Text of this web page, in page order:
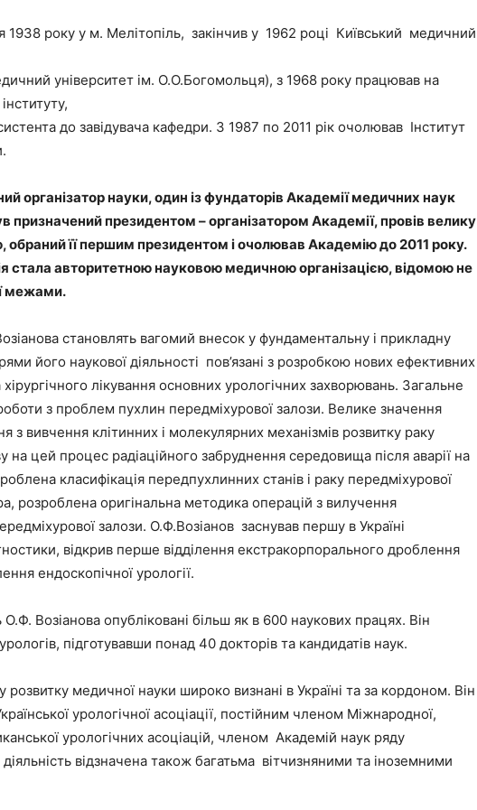
1938 року у м. Мелітопіль, закінчив у 1962 році Київський медичний
університет ім. О.О.Богомольця), з 1968 року працював на
до завідувача кафедри. З 1987 по 2011 рік очолював Інститут
організатор науки, один із фундаторів Академії медичних наук
призначений президентом – організатором Академії, провів велику
обраний її першим президентом і очолював Академію до 2011 року.
стала авторитетною науковою медичною організацією, відомою не
межами.
становлять вагомий внесок у фундаментальну і прикладну
його наукової діяльності пов’язані з розробкою нових ефективних
лікування основних урологічних захворювань. Загальне
з проблем пухлин передміхурової залози. Велике значення
з вивчення клітинних і молекулярних механізмів розвитку раку
на цей процес радіаційного забруднення середовища після аварії на
класифікація передпухлинних станів і раку передміхурової
розроблена оригінальна методика операцій з вилучення
залози. О.Ф.Возіанов заснував першу в Україні
відкрив перше відділення екстракорпорального дроблення
ендоскопічної урології.
Возіанова опубліковані більш як в 600 наукових працях. Він
підготувавши понад 40 докторів та кандидатів наук.
розвитку медичної науки широко визнані в Україні та за кордоном. Він
урологічної асоціації, постійним членом Міжнародної,
урологічних асоціацій, членом Академій наук ряду
відзначена також багатьма вітчизняними та іноземними